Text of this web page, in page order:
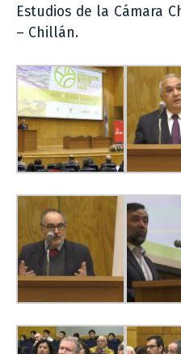
Estudios de la Cámara
– Chillán.